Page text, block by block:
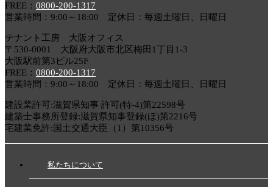
FREE： 0800-200-1317
営業時間：9:00～18:00 定休日：毎週土曜日、日曜日
テナント工房 大阪オフィス
〒530-0001 大阪府大阪市北区梅田1丁目1-3
大阪駅前第3ビル25F
FREE： 0800-200-1317
営業時間：9:00～18:00 定休日：毎週土曜日、日曜日
建設業許可:滋賀県知事 許可(特-4)第22598号
建築士事務所登録:滋賀県知事登録(ほ)第2216号
宅建業免許:国土交通大臣（1）第10356号
私たちについて